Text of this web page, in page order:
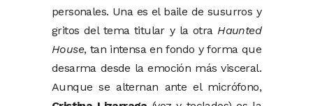
personales. Una es el baile de susurros y
gritos del tema titular y la otraHaunted
House, tan intensa en fondo y forma que
desarma desde la emoción más visceral.
Aunque se alternan ante el micrófono,